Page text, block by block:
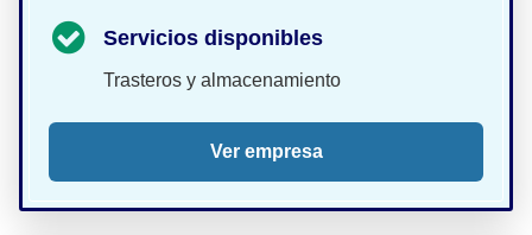
Servicios disponibles
Trasteros y almacenamiento
Ver empresa